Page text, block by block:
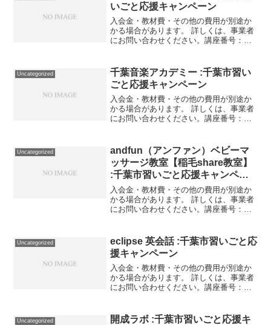
いごと応援キャンペーン
入会金・教材費・その他の費用が別途か
かる場合があります。 詳しくは、事業者
にお問い合わせください。講座番号：
歳～小学3年。講座番号：1...
Uncategorized
千葉音楽アカデミー :千葉市習い
ごと応援キャンペーン
入会金・教材費・その他の費用が別途か
かる場合があります。 詳しくは、事業者
にお問い合わせください。講座番号：
45分／1歳対象講座番号：161...
Uncategorized
andfun（アンファン）ベビーマ
ッサージ教室【稲毛share教室】
:千葉市習いごと応援キャンペー
ン
入会金・教材費・その他の費用が別途か
かる場合があります。 詳しくは、事業者
にお問い合わせください。講座番号：
初回のみ適用。講座番号：129...
Uncategorized
eclipse 英会話 :千葉市習いごと応
援キャンペーン
入会金・教材費・その他の費用が別途か
かる場合があります。 詳しくは、事業者
にお問い合わせください。講座番号：
2022/03/31プライベートレッ...
Uncategorized
開成ラボ :千葉市習いごと応援キ